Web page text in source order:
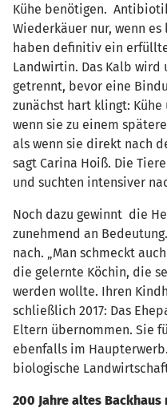
Kühe benötigen.
Wiederkäuer nur, wenn
haben definitiv ein
Landwirtin. Das Kalb wird
getrennt, bevor eine
zunächst hart klingt:
wenn sie zu einem
als wenn sie direkt nach
sagt Carina Hoiß. Die
und suchten intensiver
Noch dazu gewinnt die
zunehmend an
nach. „Man schmeckt
die gelernte Köchin, die
werden wollte. Ihren
schließlich 2017: Das
Eltern übernommen. Sie
ebenfalls im
biologische
200 Jahre altes Backhaus